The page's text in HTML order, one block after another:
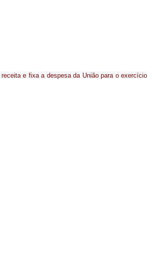
e fixa a despesa da União para o exercício